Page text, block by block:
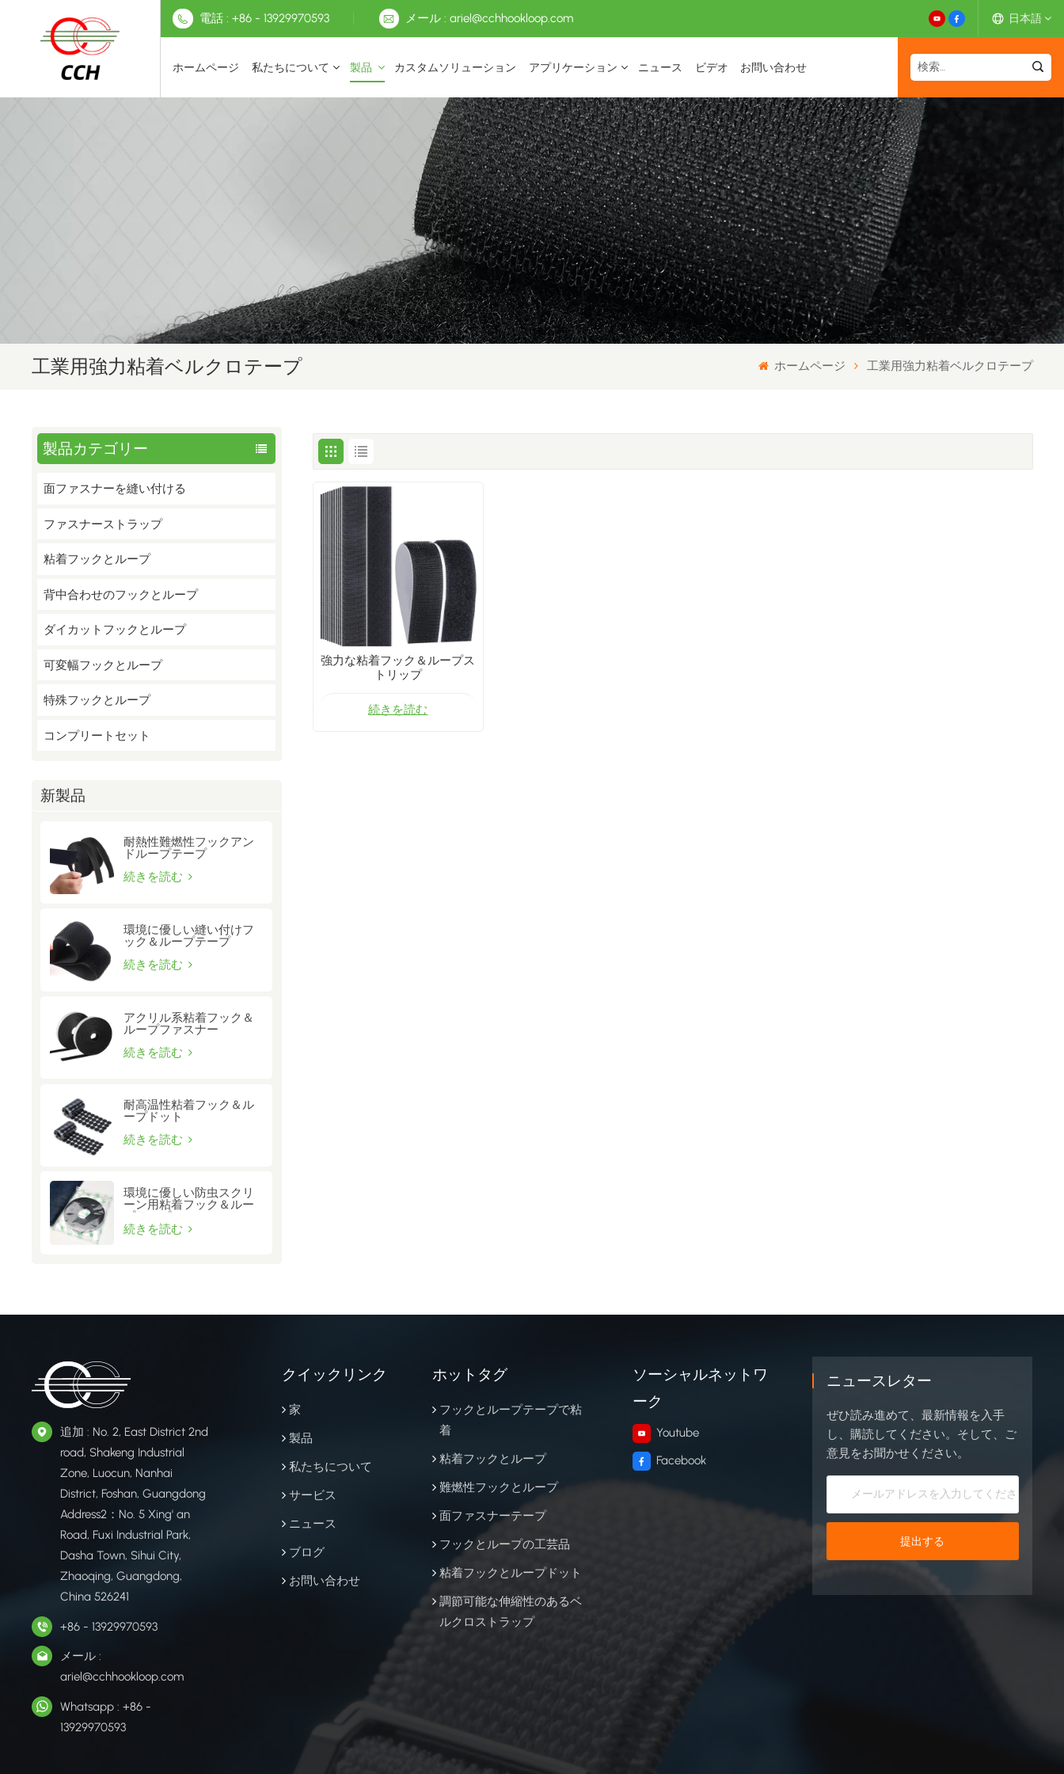
電話 : +86 - 13929970593 メール : ariel@cchhookloop.com 日本語
English
Deutsch
Français
日本語
中文
ホームページ 私たちについて 製品 カスタムソリューション アプリケーション ニュース ビデオ お問い合わせ
工業用強力粘着ベルクロテープ ホームページ 工業用強力粘着ベルクロテープ
製品カテゴリー
面ファスナーを縫い付ける
ファスナーストラップ
粘着フックとループ
背中合わせのフックとループ
ダイカットフックとループ
可変幅フックとループ
特殊フックとループ
コンプリートセット
新製品
耐熱性難燃性フックアン
ドループテープ
続きを読む
環境に優しい縫い付けフ
ック＆ループテープ
続きを読む
アクリル系粘着フック＆
ループファスナー
続きを読む
耐高温性粘着フック＆ル
ープドット
続きを読む
環境に優しい防虫スクリ
ーン用粘着フック＆ルー
プテープ
続きを読む
強力な粘着フック＆ループス
トリップ
続きを読む
追加 : No. 2, East District 2nd
road, Shakeng Industrial
Zone, Luocun, Nanhai
District, Foshan, Guangdong
Address2：No. 5 Xing' an
Road, Fuxi Industrial Park,
Dasha Town, Sihui City,
Zhaoqing, Guangdong,
China 526241
+86 - 13929970593
メール :
ariel@cchhookloop.com
Whatsapp : +86 -
13929970593
クイックリンク
家
製品
私たちについて
サービス
ニュース
ブログ
お問い合わせ
ホットタグ
フックとループテープで粘
着
粘着フックとループ
難燃性フックとループ
面ファスナーテープ
フックとループの工芸品
粘着フックとループドット
調節可能な伸縮性のあるベ
ルクロストラップ
ソーシャルネットワ
ーク
Youtube
Facebook
ニュースレター
ぜひ読み進めて、最新情報を入手
し、購読してください。そして、ご
意見をお聞かせください。